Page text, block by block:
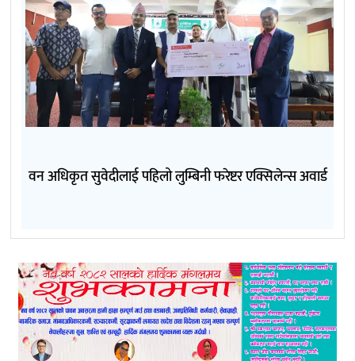
वन अधिकृत सुवेदीलाई पहिलो लुम्बिनी फरेष्टर एक्सिलेन्स अवार्ड